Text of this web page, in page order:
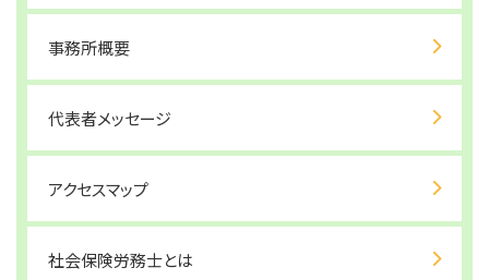
事務所概要
代表者メッセージ
アクセスマップ
社会保険労務士とは